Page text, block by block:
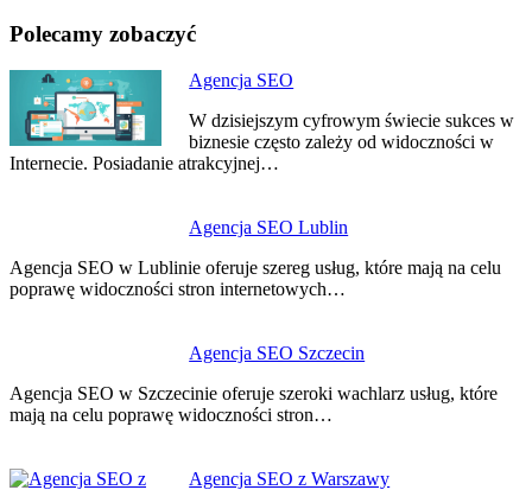
Polecamy zobaczyć
Agencja SEO
W dzisiejszym cyfrowym świecie sukces w
biznesie często zależy od widoczności w
Internecie. Posiadanie atrakcyjnej…
Agencja SEO Lublin
Agencja SEO w Lublinie oferuje szereg usług, które mają na celu
poprawę widoczności stron internetowych…
Agencja SEO Szczecin
Agencja SEO w Szczecinie oferuje szeroki wachlarz usług, które
mają na celu poprawę widoczności stron…
Agencja SEO z Warszawy
Nawigacja
wpisu